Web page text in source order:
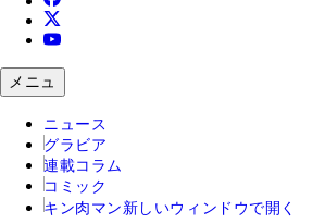
メニュ
ニュース
グラビア
連載コラム
コミック
キン肉マン 新しいウィンドウで開く